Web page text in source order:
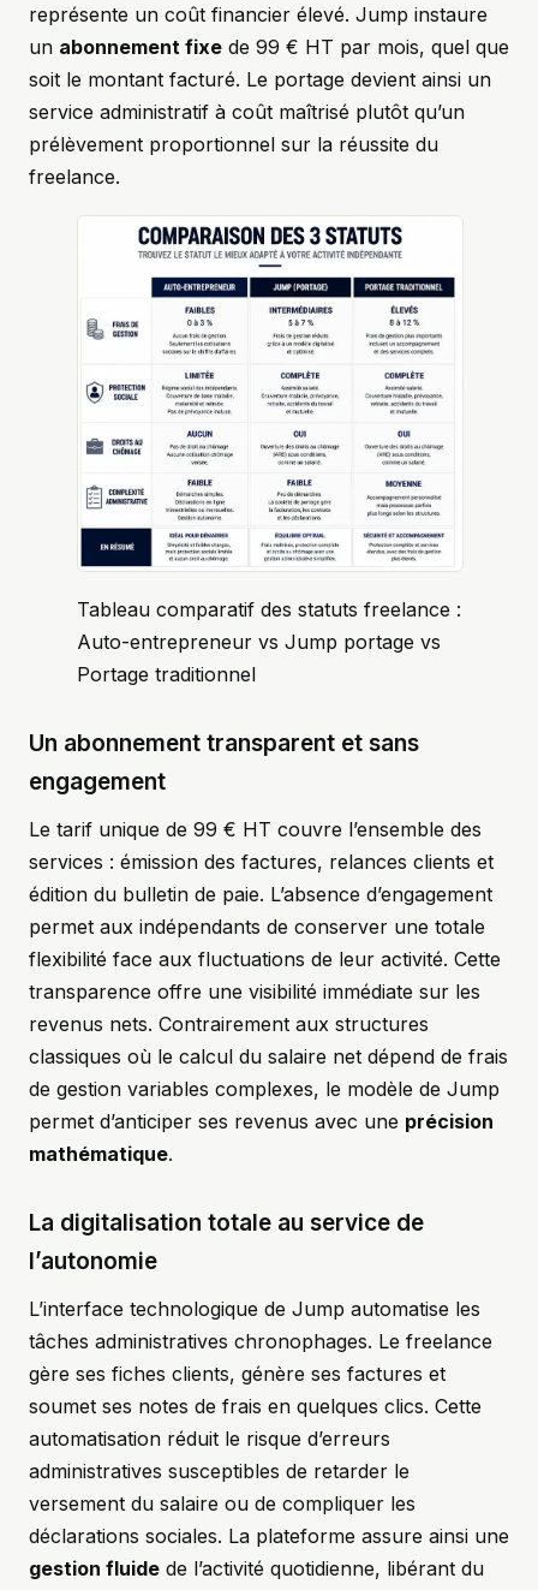
représente un coût financier élevé. Jump instaure
un abonnement fixe de 99 € HT par mois, quel que
soit le montant facturé. Le portage devient ainsi un
service administratif à coût maîtrisé plutôt qu’un
prélèvement proportionnel sur la réussite du
freelance.
Tableau comparatif des statuts freelance :
Auto-entrepreneur vs Jump portage vs
Portage traditionnel
Un abonnement transparent et sans
engagement
Le tarif unique de 99 € HT couvre l’ensemble des
services : émission des factures, relances clients et
édition du bulletin de paie. L’absence d’engagement
permet aux indépendants de conserver une totale
flexibilité face aux fluctuations de leur activité. Cette
transparence offre une visibilité immédiate sur les
revenus nets. Contrairement aux structures
classiques où le calcul du salaire net dépend de frais
de gestion variables complexes, le modèle de Jump
permet d’anticiper ses revenus avec une précision
mathématique.
La digitalisation totale au service de
l’autonomie
L’interface technologique de Jump automatise les
tâches administratives chronophages. Le freelance
gère ses fiches clients, génère ses factures et
soumet ses notes de frais en quelques clics. Cette
automatisation réduit le risque d’erreurs
administratives susceptibles de retarder le
versement du salaire ou de compliquer les
déclarations sociales. La plateforme assure ainsi une
gestion fluide de l’activité quotidienne, libérant du